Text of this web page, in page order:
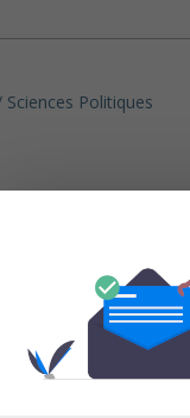
Sciences Politiques
publics